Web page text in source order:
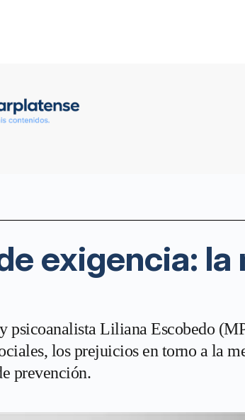
exigencia: la
psicoanalista Liliana Escobedo
los prejuicios en torno a la
prevención.